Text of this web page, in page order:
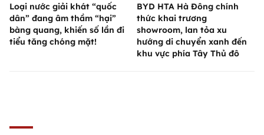
Loại nước giải khát “quốc
dân” đang âm thầm “hại”
bàng quang, khiến số lần đi
tiểu tăng chóng mặt!
BYD HTA Hà Đông chính
thức khai trương
showroom, lan tỏa xu
hướng di chuyển xanh đến
khu vực phía Tây Thủ đô